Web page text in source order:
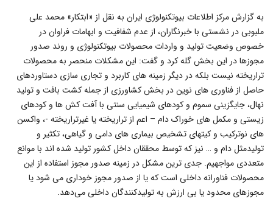
به گزارش مرکز اطلاعات بیوتکنولوژی ایران به نقل از «ابتکار» محمد علی
ملبوبی در نشستی با خبرنگاران، از عدم شفافیت و ابهامات فراوان در
خصوص وضعیت تولید و واردات محصولات بیوتکنولوژی و روند صدور
مجوزها در این بخش گله کرد و گفت: این مشکلات منحصر به محصولات
تراریخته نیست بلکه در دیگر زمینه های کاربرد و تجاری سازی دستاوردهای
حاصل از فناوری های نوین در بخش کشاورزی از جمله کشت بافت و تولید
نهال، جایگزینی سموم و کودهای شیمیایی سنتی با آفت کش ها و کودهای
زیستی و مکمل های خوراک دام – اعم از تراریخته یا غیرتراریخته -، واکسن
های نوترکیب و کیتهای تشخیص بیماری های دامی و گیاهی، تکثیر و
تولیدمثل دام و … نیز که توسط محققان داخل کشور تولید شده اند با موانع
متعددی مواجهیم. جدی ترین مشکل در زمینه صدور مجوز استفاده از این
محصولات فناورانه داخلی است که یا از صدور مجوز خوداری می شود یا
مجوزهای محدود یا بی ارزش به تولیدکنندگان داخلی می‌دهد.